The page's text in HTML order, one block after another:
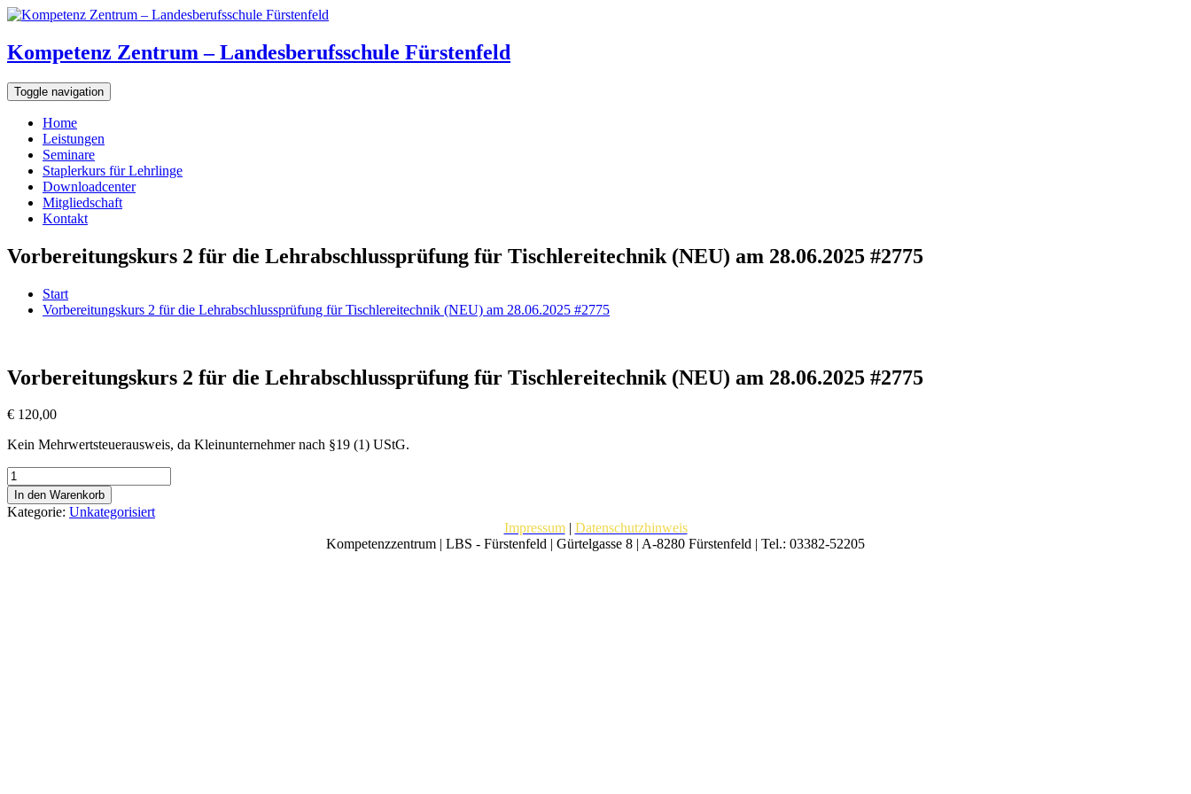
Kompetenz Zentrum – Landesberufsschule Fürstenfeld
Toggle navigation
Home
Leistungen
Seminare
Staplerkurs für Lehrlinge
Downloadcenter
Mitgliedschaft
Kontakt
Vorbereitungskurs 2 für die Lehrabschlussprüfung für Tischlereitechnik (NEU) am 28.06.2025 #2775
Start
Vorbereitungskurs 2 für die Lehrabschlussprüfung für Tischlereitechnik (NEU) am 28.06.2025 #2775
Vorbereitungskurs 2 für die Lehrabschlussprüfung für Tischlereitechnik (NEU) am 28.06.2025 #2775
€ 120,00
Kein Mehrwertsteuerausweis, da Kleinunternehmer nach §19 (1) UStG.
Vorbereitungskurs
2
für
die
In den Warenkorb
Kategorie: Unkategorisiert
Impressum| Datenschutzhinweis
Kompetenzzentrum | LBS - Fürstenfeld | Gürtelgasse 8 | A-8280 Fürstenfeld | Tel.: 03382-52205